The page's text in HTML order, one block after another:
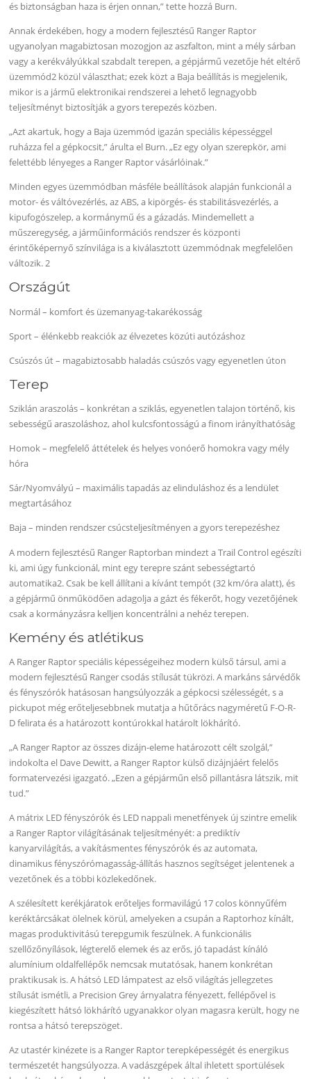
és biztonságban haza is érjen onnan,” tette hozzá Burn.
Annak érdekében, hogy a modern fejlesztésű Ranger Raptor
ugyanolyan magabiztosan mozogjon az aszfalton, mint a mély sárban
vagy a kerékvályúkkal szabdalt terepen, a gépjármű vezetője hét eltérő
üzemmód2 közül választhat; ezek közt a Baja beállítás is megjelenik,
mikor is a jármű elektronikai rendszerei a lehető legnagyobb
teljesítményt biztosítják a gyors terepezés közben.
„Azt akartuk, hogy a Baja üzemmód igazán speciális képességgel
ruházza fel a gépkocsit,” árulta el Burn. „Ez egy olyan szerepkör, ami
felettébb lényeges a Ranger Raptor vásárlóinak.”
Minden egyes üzemmódban másféle beállítások alapján funkcionál a
motor- és váltóvezérlés, az ABS, a kipörgés- és stabilitásvezérlés, a
kipufogószelep, a kormánymű és a gázadás. Mindemellett a
műszeregység, a járműinformációs rendszer és központi
érintőképernyő színvilága is a kiválasztott üzemmódnak megfelelően
változik. 2
Országút
Normál – komfort és üzemanyag-takarékosság
Sport – élénkebb reakciók az élvezetes közúti autózáshoz
Csúszós út – magabiztosabb haladás csúszós vagy egyenetlen úton
Terep
Sziklán araszolás – konkrétan a sziklás, egyenetlen talajon történő, kis
sebességű araszoláshoz, ahol kulcsfontosságú a finom irányíthatóság
Homok – megfelelő áttételek és helyes vonóerő homokra vagy mély
hóra
Sár/Nyomvályú – maximális tapadás az elinduláshoz és a lendület
megtartásához
Baja – minden rendszer csúcsteljesítményen a gyors terepezéshez
A modern fejlesztésű Ranger Raptorban mindezt a Trail Control egészíti
ki, ami úgy funkcionál, mint egy terepre szánt sebességtartó
automatika2. Csak be kell állítani a kívánt tempót (32 km/óra alatt), és
a gépjármű önműködően adagolja a gázt és fékerőt, hogy vezetőjének
csak a kormányzásra kelljen koncentrálni a nehéz terepen.
Kemény és atlétikus
A Ranger Raptor speciális képességeihez modern külső társul, ami a
modern fejlesztésű Ranger csodás stílusát tükrözi. A markáns sárvédők
és fényszórók hatásosan hangsúlyozzák a gépkocsi szélességét, s a
pickupot még erőteljesebbnek mutatja a hűtőrács nagyméretű F-O-R-
D felirata és a határozott kontúrokkal határolt lökhárító.
„A Ranger Raptor az összes dizájn-eleme határozott célt szolgál,”
indokolta el Dave Dewitt, a Ranger Raptor külső dizájnjáért felelős
formatervezési igazgató. „Ezen a gépjárműn első pillantásra látszik, mit
tud.”
A mátrix LED fényszórók és LED nappali menetfények új szintre emelik
a Ranger Raptor világításának teljesítményét: a prediktív
kanyarvilágítás, a vakításmentes fényszórók és az automata,
dinamikus fényszórómagasság-állítás hasznos segítséget jelentenek a
vezetőnek és a többi közlekedőnek.
A szélesített kerékjáratok erőteljes formavilágú 17 colos könnyűfém
keréktárcsákat ölelnek körül, amelyeken a csupán a Raptorhoz kínált,
magas produktivitású terepgumik feszülnek. A funkcionális
szellőzőnyílások, légterelő elemek és az erős, jó tapadást kínáló
alumínium oldalfellépők nemcsak mutatósak, hanem konkrétan
praktikusak is. A hátsó LED lámpatest az első világítás jellegzetes
stílusát ismétli, a Precision Grey árnyalatra fényezett, fellépővel is
kiegészített hátsó lökhárító ugyanakkor olyan magasra került, hogy ne
rontsa a hátsó terepszöget.
Az utastér kinézete is a Ranger Raptor terepképességét és energikus
természetét hangsúlyozza. A vadászgépek által ihletett sportülések